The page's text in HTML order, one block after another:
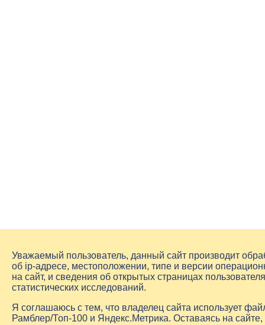
Уважаемый пользователь, данный сайт производит
об ip-адресе, местоположении, типе и версии
на сайт, и сведения об открытых страницах
статистических исследований.
Я соглашаюсь с тем, что владелец сайта использует
Рамблер/Топ-100 и Яндекс.Метрика. Оставаясь на